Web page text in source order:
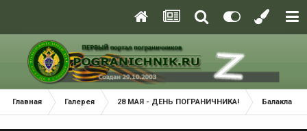
Главная Галерея 28 МАЯ - ДЕНЬ ПОГРАНИЧНИКА! Балаклава